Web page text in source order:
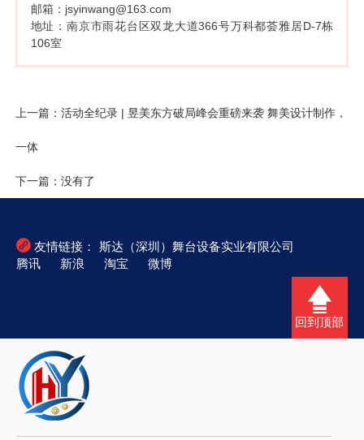
邮箱：jsyinwang@163.com
地址：南京市雨花台区双龙大道366号万科都荟雅居D-7栋
106室
上一篇：活动全纪录 | 昱美东方破局峰会重磅来袭 舞美设计制作，
一体
下一篇：没有了
 友情链接：
斯达（深圳）舞台设备实业有限公司
腾讯
新浪 淘宝 微博
回到顶部